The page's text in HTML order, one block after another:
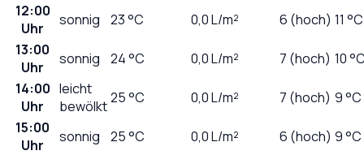
12:00
Uhr
sonnig 23°C 0,0L/m² 6 (hoch) 11 °C
13:00
Uhr
sonnig 24°C 0,0L/m² 7 (hoch) 10
14:00
Uhr
leicht
bewölkt25°C 0,0L/m² 7 (hoch) 9 °C
15:00
Uhr
sonnig 25°C 0,0L/m² 6 (hoch) 9 °C